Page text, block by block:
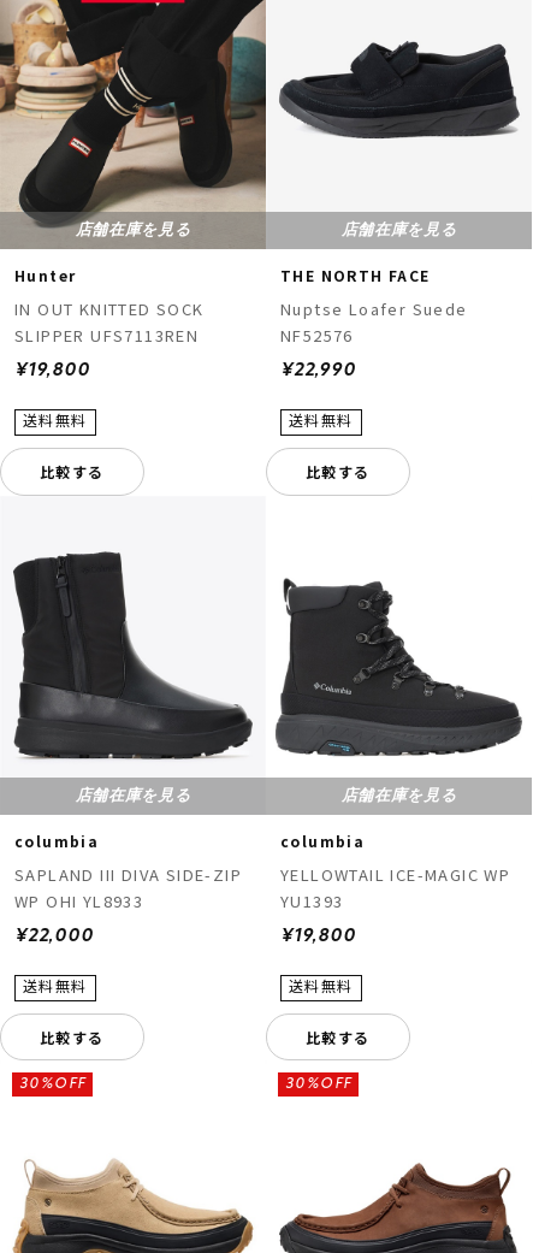
店舗在庫を見る
Hunter
IN OUT KNITTED SOCK
SLIPPER UFS7113REN
¥19,800
比較する
店舗在庫を見る
THE NORTH FACE
Nuptse Loafer Suede
NF52576
¥22,990
比較する
店舗在庫を見る
columbia
SAPLAND III DIVA SIDE-ZIP
WP OHI YL8933
¥22,000
比較する
店舗在庫を見る
columbia
YELLOWTAIL ICE-MAGIC WP
YU1393
¥19,800
比較する
30%OFF 30%OFF